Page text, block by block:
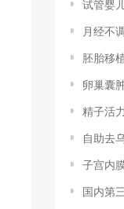
试管婴
月经不
胚胎移
卵巢囊
精子活
自助去
子宫内
国内第